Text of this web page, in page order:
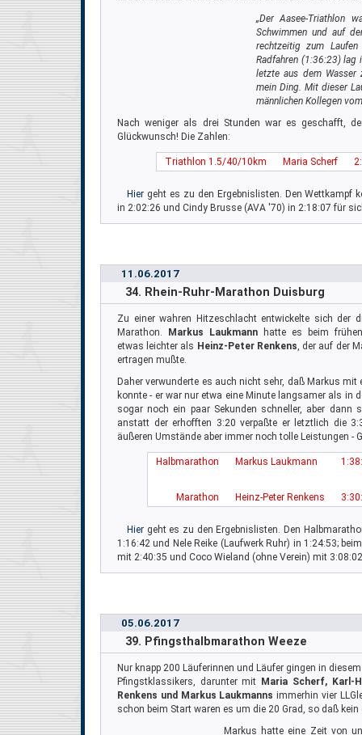
„Der Aasee-Triathlon
Schwimmen und auf
rechtzeitig zum
Radfahren (1:36:23) lag
letzte aus dem Wasser
mein Ding. Mit dieser
männlichen Kollegen
Nach weniger als drei Stunden war es geschafft,
Glückwunsch! Die Zahlen:
Triathlon 1.5/40/10km Maria Scherf
Hier geht es zu den Ergebnislisten. Den Wettkampf
in 2:02:26 und Cindy Brusse (AVA '70) in 2:18:07 für
11.06.2017
34. Rhein-Ruhr-Marathon Duisburg
Zu einer wahren Hitzeschlacht entwickelte sich der
Marathon.
Markus Laukmann hatte es beim
etwas leichter als Heinz-Peter Renkens, der auf der
ertragen mußte.
Daher verwunderte es auch nicht sehr, daß Markus
konnte - er war nur etwa eine Minute langsamer als in
sogar noch ein paar Sekunden schneller, aber dann
anstatt der erhofften 3:20 verpaßte er letztlich die
äußeren Umstände aber immer noch tolle Leistungen -
Halbmarathon Markus Laukmann
Marathon Heinz-Peter Renkens
Hier geht es zu den Ergebnislisten. Den
1:16:42 und Nele Reike (Laufwerk Ruhr) in 1:24:53;
mit 2:40:35 und Coco Wieland (ohne Verein) mit
05.06.2017
39. Pfingsthalbmarathon Weeze
Nur knapp 200 Läuferinnen und Läufer gingen in
Pfingstklassikers, darunter mit Maria Scherf, Karl-
Renkens und Markus Laukmanns immerhin vier
schon beim Start waren es um die 20 Grad, so daß
Markus hatte eine Zeit von